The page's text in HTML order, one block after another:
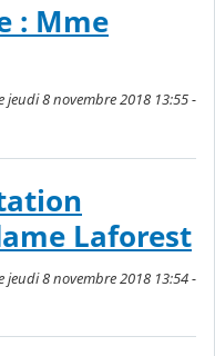
: Mme
8 novembre 2018 13:55 -
Laforest
8 novembre 2018 13:54 -